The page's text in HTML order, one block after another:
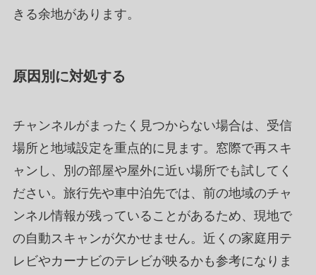
きる余地があります。
原因別に対処する
チャンネルがまったく見つからない場合は、受信
場所と地域設定を重点的に見ます。窓際で再スキ
ャンし、別の部屋や屋外に近い場所でも試してく
ださい。旅行先や車中泊先では、前の地域のチャ
ンネル情報が残っていることがあるため、現地で
の自動スキャンが欠かせません。近くの家庭用テ
レビやカーナビのテレビが映るかも参考になりま